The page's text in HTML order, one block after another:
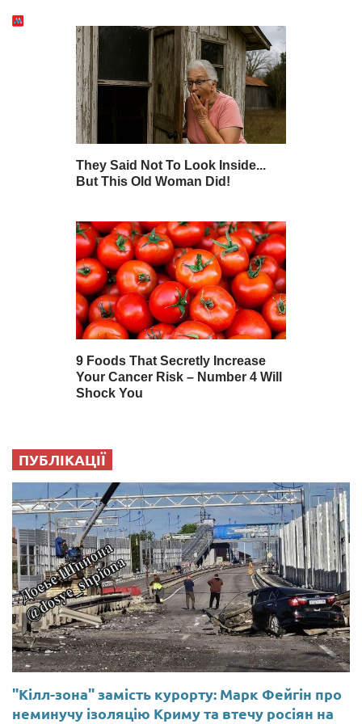
ПУБЛІКАЦІЇ
"Кілл-зона" замість курорту: Марк Фейгін про
неминучу ізоляцію Криму та втечу росіян на